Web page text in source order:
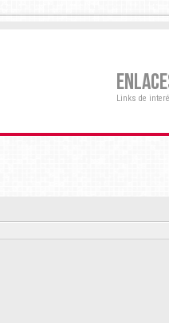
Links de